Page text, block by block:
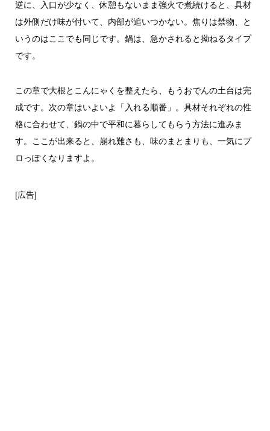
逆に、入口が少なく、休憩もないまま強火で煮続けると、具材
は外側だけ味が付いて、内部が追いつかない。焦りは禁物、と
いうのはここでも同じです。鍋は、急かされると拗ねるタイプ
です。
この章で大根とこんにゃくを整えたら、もうおでんの土台は完
成です。次の章はいよいよ「入れる順番」。具材それぞれの性
格に合わせて、鍋の中で平和に暮らしてもらう方法に進みま
す。ここが出来ると、崩れ難さも、味のまとまりも、一気にプ
ロっぽくなりますよ。
[広告]